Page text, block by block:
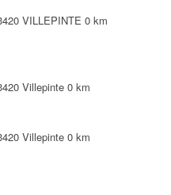
VILLEPINTE 0 km
Villepinte 0 km
Villepinte 0 km